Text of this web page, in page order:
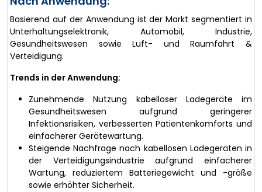
Basierend auf der Anwendung ist der Markt segmentiert in
Unterhaltungselektronik, Automobil, Industrie,
Gesundheitswesen sowie Luft- und Raumfahrt &
Verteidigung.
Trends in der Anwendung:
Zunehmende Nutzung kabelloser Ladegeräte im
Gesundheitswesen aufgrund geringerer
Infektionsrisiken, verbesserten Patientenkomforts und
einfacherer Gerätewartung.
Steigende Nachfrage nach kabellosen Ladegeräten in
der Verteidigungsindustrie aufgrund einfacherer
Wartung, reduziertem Batteriegewicht und -größe
sowie erhöhter Sicherheit.